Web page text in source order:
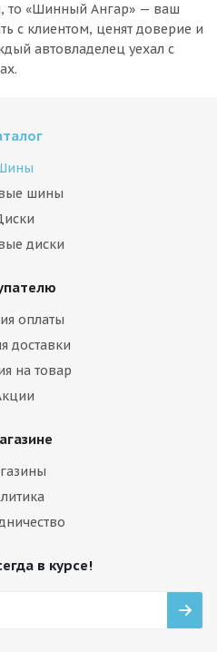
то «Шинный Ангар» — ваш
с клиентом, ценят доверие и
автовладелец уехал с
шины
диски
оплаты
доставки
на товар
в курсе!